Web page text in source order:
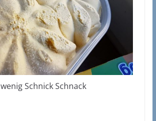
wenig Schnick Schnack